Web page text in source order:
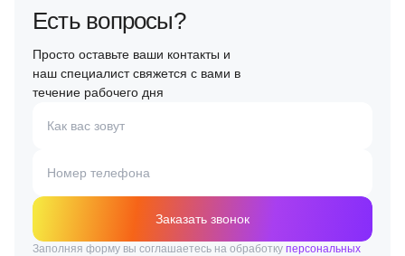
Есть вопросы?
Просто оставьте ваши контакты и
наш специалист свяжется с вами в
течение рабочего дня
Как вас зовут
Номер телефона
Заказать звонок
Заполняя форму вы соглашаетесь на обработку персональных